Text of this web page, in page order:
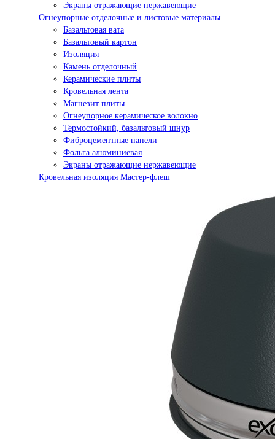
Экраны отражающие нержавеющие
Огнеупорные отделочные и листовые материалы
Базальтовая вата
Базальтовый картон
Изоляция
Камень отделочный
Керамические плиты
Кровельная лента
Магнезит плиты
Огнеупорное керамическое волокно
Термостойкий, базальтовый шнур
Фиброцементные панели
Фольга алюминиевая
Экраны отражающие нержавеющие
Кровельная изоляция Мастер-флеш